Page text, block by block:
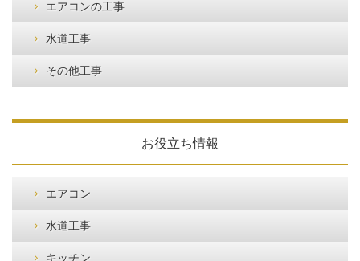
エアコンの工事
水道工事
その他工事
お役立ち情報
エアコン
水道工事
キッチン